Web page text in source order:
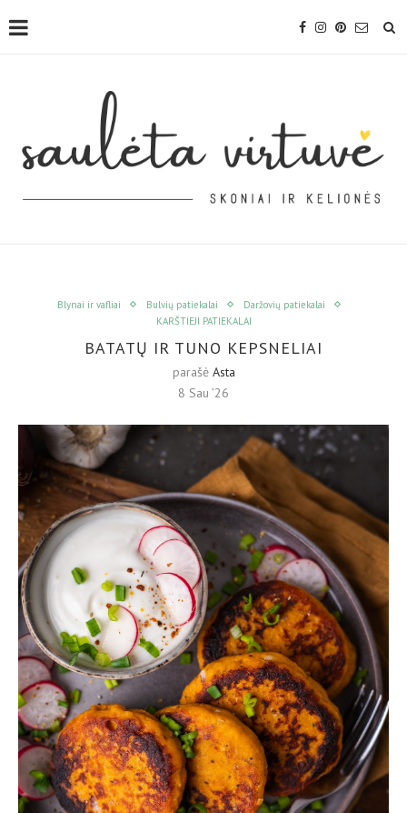
Blynai ir vafliai Bulvių patiekalai
Daržovių patiekalai
KARŠTIEJI PATIEKALAI
BATATŲ IR TUNO KEPSNELIAI
parašė Asta
8 Sau ’26